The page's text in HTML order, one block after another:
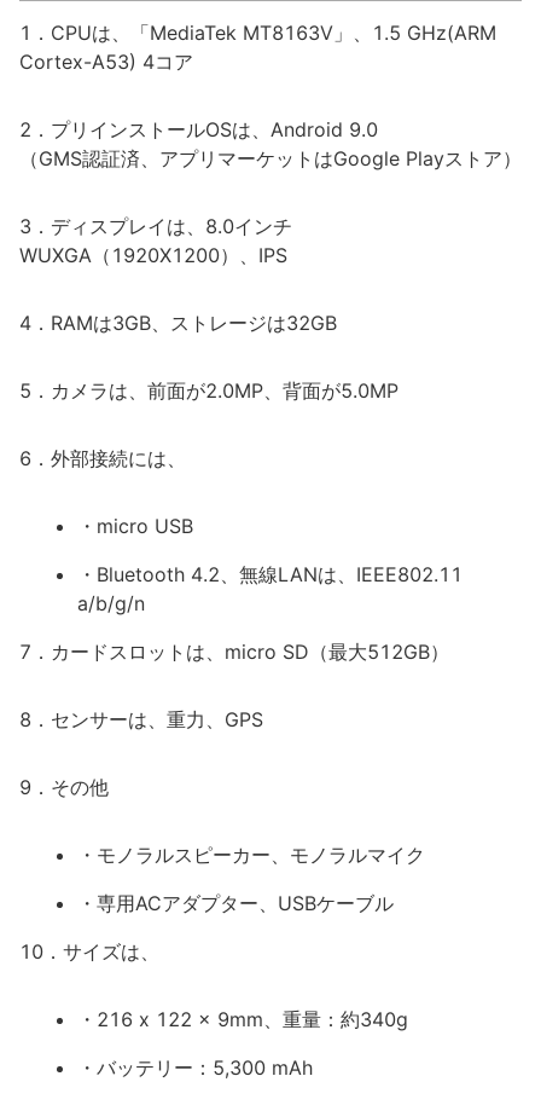
1．CPUは、「MediaTek MT8163V」、1.5 GHz(ARM
Cortex-A53) 4コア
2．プリインストールOSは、Android 9.0
（GMS認証済、アプリマーケットはGoogle Playストア）
3．ディスプレイは、8.0インチ
WUXGA（1920X1200）、IPS
4．RAMは3GB、ストレージは32GB
5．カメラは、前面が2.0MP、背面が5.0MP
6．外部接続には、
・micro USB
・Bluetooth 4.2、無線LANは、IEEE802.11
a/b/g/n
7．カードスロットは、micro SD（最大512GB）
8．センサーは、重力、GPS
9．その他
・モノラルスピーカー、モノラルマイク
・専用ACアダプター、USBケーブル
10．サイズは、
・216 x 122 x 9mm、重量：約340g
・バッテリー：5,300 mAh